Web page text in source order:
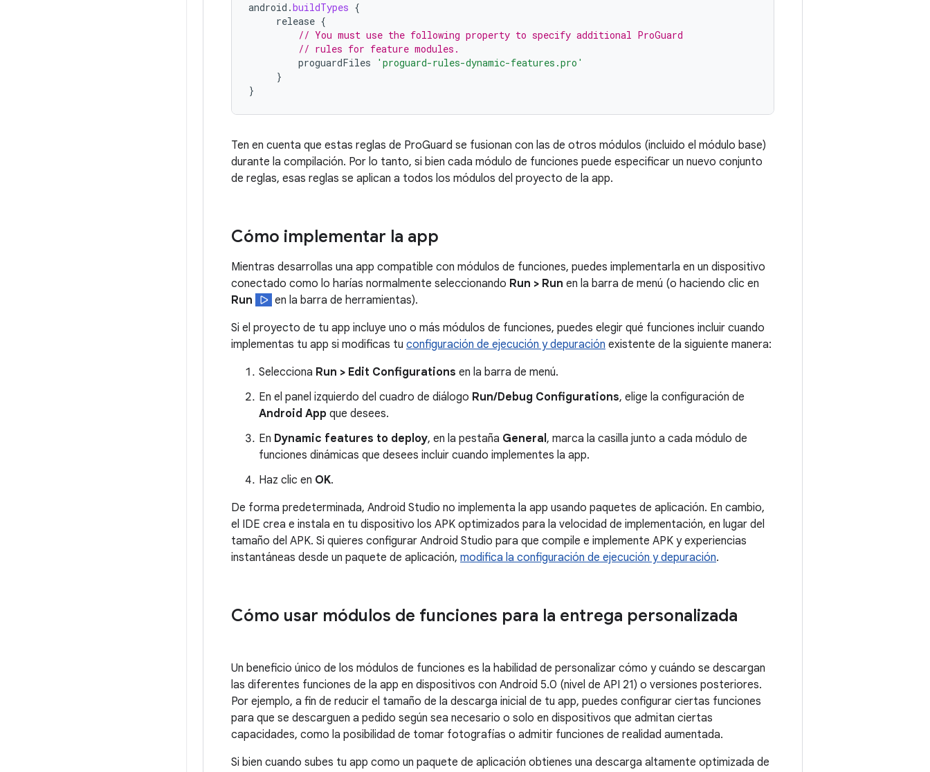
android .buildTypes {
release {
// You must use the following property to specify additional ProGuard
// rules for feature modules.
proguardFiles
'proguard-rules-dynamic-features.pro'
}
}
Ten en cuenta que estas reglas de ProGuard se fusionan con las de otros módulos (incluido el módulo base)
durante la compilación. Por lo tanto, si bien cada módulo de funciones puede especificar un nuevo conjunto
de reglas, esas reglas se aplican a todos los módulos del proyecto de la app.
Cómo implementar la app
Mientras desarrollas una app compatible con módulos de funciones, puedes implementarla en un dispositivo
conectado como lo harías normalmente seleccionando Run > Run en la barra de menú (o haciendo clic en
Run
en la barra de herramientas).
Si el proyecto de tu app incluye uno o más módulos de funciones, puedes elegir qué funciones incluir cuando
implementas tu app si modificas tu configuración de ejecución y depuración existente de la siguiente manera:
Selecciona Run > Edit Configurations en la barra de menú.
En el panel izquierdo del cuadro de diálogo Run/Debug Configurations, elige la configuración de
Android App que desees.
En Dynamic features to deploy, en la pestaña General, marca la casilla junto a cada módulo de
funciones dinámicas que desees incluir cuando implementes la app.
Haz clic en OK.
De forma predeterminada, Android Studio no implementa la app usando paquetes de aplicación. En cambio,
el IDE crea e instala en tu dispositivo los APK optimizados para la velocidad de implementación, en lugar del
tamaño del APK. Si quieres configurar Android Studio para que compile e implemente APK y experiencias
instantáneas desde un paquete de aplicación, modifica la configuración de ejecución y depuración.
Cómo usar módulos de funciones para la entrega personalizada
Un beneficio único de los módulos de funciones es la habilidad de personalizar cómo y cuándo se descargan
las diferentes funciones de la app en dispositivos con Android 5.0 (nivel de API 21) o versiones posteriores.
Por ejemplo, a fin de reducir el tamaño de la descarga inicial de tu app, puedes configurar ciertas funciones
para que se descarguen a pedido según sea necesario o solo en dispositivos que admitan ciertas
capacidades, como la posibilidad de tomar fotografías o admitir funciones de realidad aumentada.
Si bien cuando subes tu app como un paquete de aplicación obtienes una descarga altamente optimizada de